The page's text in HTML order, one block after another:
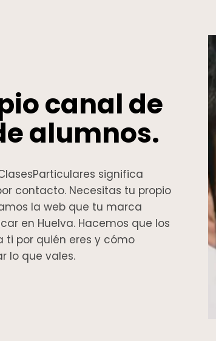
canal de
alumnos.
significa
contacto. Necesitas tu propio
la web que tu marca
en Huelva. Hacemos que los
ti por quién eres y cómo
lo que vales.